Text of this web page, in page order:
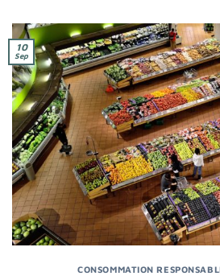
10
Sep
CONSOMMATION